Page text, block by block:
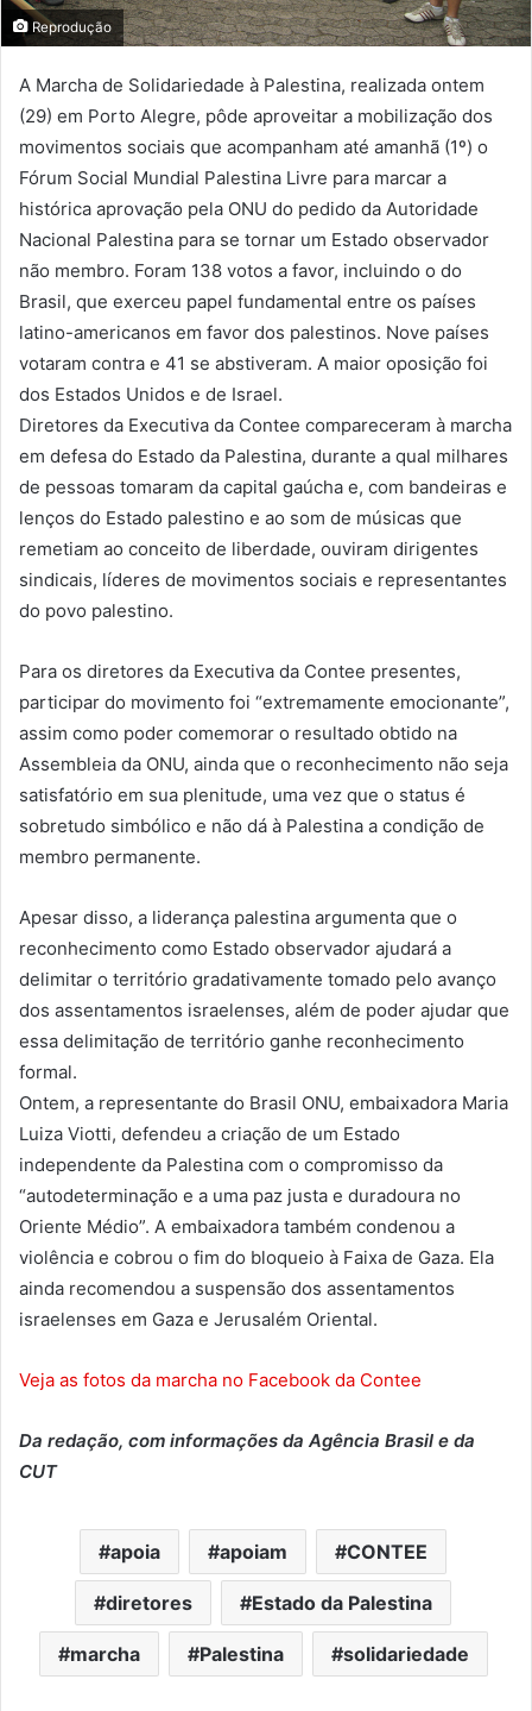
Reprodução
A Marcha de Solidariedade à Palestina, realizada ontem
(29) em Porto Alegre, pôde aproveitar a mobilização dos
movimentos sociais que acompanham até amanhã (1º) o
Fórum Social Mundial Palestina Livre para marcar a
histórica aprovação pela ONU do pedido da Autoridade
Nacional Palestina para se tornar um Estado observador
não membro. Foram 138 votos a favor, incluindo o do
Brasil, que exerceu papel fundamental entre os países
latino-americanos em favor dos palestinos. Nove países
votaram contra e 41 se abstiveram. A maior oposição foi
dos Estados Unidos e de Israel.
Diretores da Executiva da Contee compareceram à marcha
em defesa do Estado da Palestina, durante a qual milhares
de pessoas tomaram da capital gaúcha e, com bandeiras e
lenços do Estado palestino e ao som de músicas que
remetiam ao conceito de liberdade, ouviram dirigentes
sindicais, líderes de movimentos sociais e representantes
do povo palestino.
Para os diretores da Executiva da Contee presentes,
participar do movimento foi “extremamente emocionante”,
assim como poder comemorar o resultado obtido na
Assembleia da ONU, ainda que o reconhecimento não seja
satisfatório em sua plenitude, uma vez que o status é
sobretudo simbólico e não dá à Palestina a condição de
membro permanente.
Apesar disso, a liderança palestina argumenta que o
reconhecimento como Estado observador ajudará a
delimitar o território gradativamente tomado pelo avanço
dos assentamentos israelenses, além de poder ajudar que
essa delimitação de território ganhe reconhecimento
formal.
Ontem, a representante do Brasil ONU, embaixadora Maria
Luiza Viotti, defendeu a criação de um Estado
independente da Palestina com o compromisso da
“autodeterminação e a uma paz justa e duradoura no
Oriente Médio”. A embaixadora também condenou a
violência e cobrou o fim do bloqueio à Faixa de Gaza. Ela
ainda recomendou a suspensão dos assentamentos
israelenses em Gaza e Jerusalém Oriental.
Veja as fotos da marcha no Facebook da Contee
Da redação, com informações da Agência Brasil e da
CUT
apoia apoiam CONTEE
diretores Estado da Palestina
marcha Palestina solidariedade